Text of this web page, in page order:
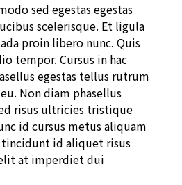
sed egestas egestas
scelerisque. Et ligula
proin libero nunc. Quis
tempor. Cursus in hac
egestas tellus rutrum
Non diam phasellus
risus ultricies tristique
id cursus metus aliquam
id aliquet risus
at imperdiet dui